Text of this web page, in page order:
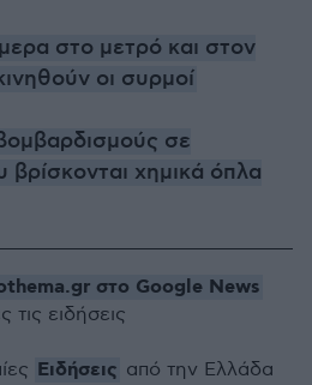
στο μετρό και στον
οι συρμοί
σε
βρίσκονται χημικά όπλα
στο Google News
τις ειδήσεις
Ειδήσεις από την Ελλάδα